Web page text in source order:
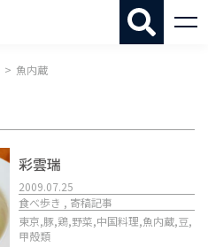
魚内蔵
彩雲瑞
2009.07.25
食べ歩き , 寄稿記事
東京,豚,鶏,野菜,中国料理,魚内蔵,豆,
甲殻類